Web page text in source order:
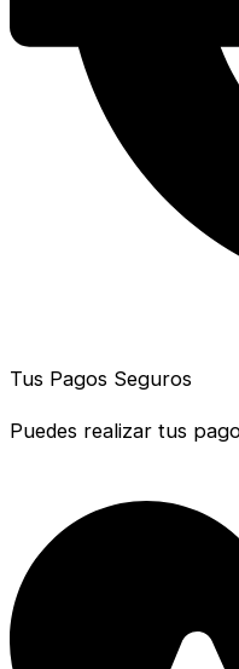
Tus Pagos Seguros
Puedes realizar tus